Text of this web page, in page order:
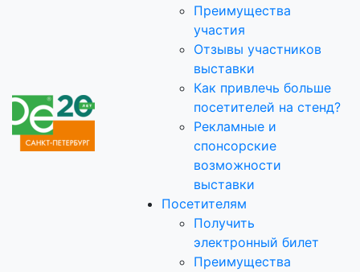
Преимущества
участия
Отзывы участников
выставки
Как привлечь больше
посетителей на стенд?
Рекламные и
спонсорские
возможности
выставки
Посетителям
Получить
электронный билет
Преимущества